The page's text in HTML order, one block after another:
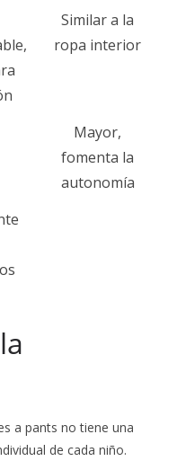
Similar a la
ropa interior
Mayor,
fomenta la
autonomía
a pants no tiene una
de cada niño.